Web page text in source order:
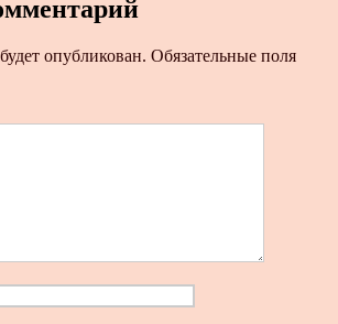
опубликован. Обязательные поля